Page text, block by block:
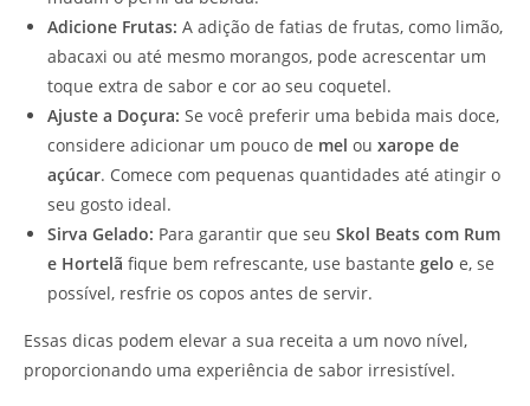
Adicione Frutas: A adição de fatias de frutas, como limão,
abacaxi ou até mesmo morangos, pode acrescentar um
toque extra de sabor e cor ao seu coquetel.
Ajuste a Doçura: Se você preferir uma bebida mais doce,
considere adicionar um pouco de mel ou xarope de
açúcar. Comece com pequenas quantidades até atingir o
seu gosto ideal.
Sirva Gelado: Para garantir que seu Skol Beats com Rum
e Hortelã fique bem refrescante, use bastante gelo e, se
possível, resfrie os copos antes de servir.
Essas dicas podem elevar a sua receita a um novo nível,
proporcionando uma experiência de sabor irresistível.